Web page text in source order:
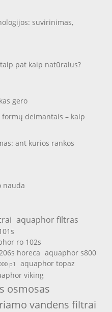
suvirinimas,
pat kaip natūralus?
gero
deimantais – kaip
ant kurios rankos
nauda
aquaphor filtras
ro 102s
horeca aquaphor s800
p1 aquaphor topaz
viking
osmosas
vandens filtrai